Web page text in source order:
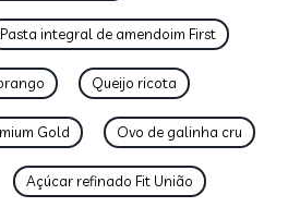
Pasta integral de amendoim First
Queijo ricota
Gold Ovo de galinha cru
Açúcar refinado Fit União